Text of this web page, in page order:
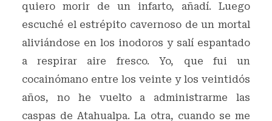
quiero morir de un infarto, añadí. Luego
escuché el estrépito cavernoso de un mortal
aliviándose en los inodoros y salí espantado
a respirar aire fresco. Yo, que fui un
cocainómano entre los veinte y los veintidós
años, no he vuelto a administrarme las
caspas de Atahualpa. La otra, cuando se me